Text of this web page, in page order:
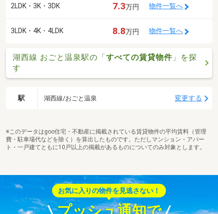
2LDK・3K・3DK 7.3万円 物件一覧へ
3LDK・4K・4LDK 8.8万円 物件一覧へ
湖西線 おごと温泉駅の「すべての賃貸物件 」を探
す
駅 湖西線/おごと温泉 変更する
※このデータはgoo住宅・不動産に掲載されている賃貸物件の平均賃料（管理
費・駐車場代などを除く）を算出したものです。ただしマンション・アパー
ト・一戸建てともに10戸以上の掲載があるものについてのみ対象とします。
お気に入りの物件を見逃さない！